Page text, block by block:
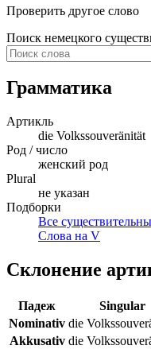
Проверить другое слово
Поиск немецкого
Грамматика
Артикль
die Volkssouveränität
Род / число
женский род
Plural
не указан
Подборки
Все
Слова на V
Склонение
Падеж Singular
Nominativ die
Akkusativ die